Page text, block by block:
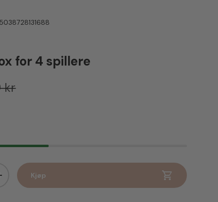
5038728131688
for 4 spillere
pris
kr
antall Kjøp